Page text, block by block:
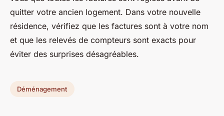
quitter votre ancien logement. Dans votre nouvelle
résidence, vérifiez que les factures sont à votre nom
et que les relevés de compteurs sont exacts pour
éviter des surprises désagréables.
Déménagement